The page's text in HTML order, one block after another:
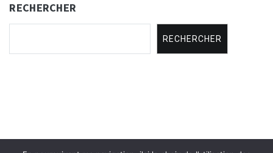
RECHERCHER
RECHERCHER